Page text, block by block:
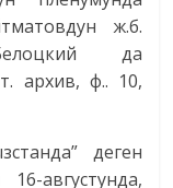
ж.б.
да
архив, ф.. 10,
деген
августунда,